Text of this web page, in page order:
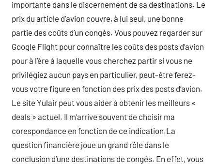
importante dans le discernement de sa destinations. Le
prix du article d’avion couvre, à lui seul, une bonne
partie des coûts d’un congés. Vous pouvez regarder sur
Google Flight pour connaître les coûts des posts d’avion
pour à l’ère à laquelle vous cherchez partir si vous ne
privilégiez aucun pays en particulier, peut-être ferez-
vous votre figure en fonction des prix des posts d’avion.
Le site Yulair peut vous aider à obtenir les meilleurs «
deals » actuel. Il m’arrive souvent de choisir ma
corespondance en fonction de ce indication.La
question financière joue un grand rôle dans le
conclusion d’une destinations de congés. En effet, vous